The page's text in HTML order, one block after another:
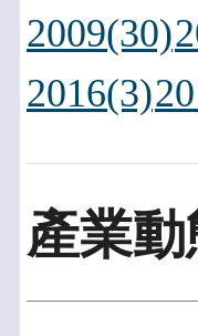
2009(30)
2016(3)
產業